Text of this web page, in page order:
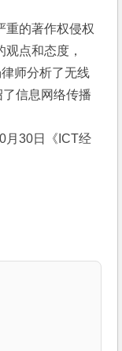
重的著作权侵权
点和态度，
师分析了无线
信息网络传播
月30日《ICT经